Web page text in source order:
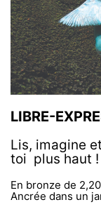
LIBRE-
Lis, imagine
toi plus haut !
En bronze de
Ancrée dans un